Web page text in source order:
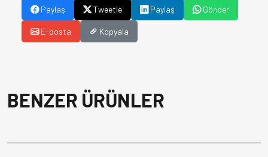
Paylaş Tweetle Paylaş Gönder
E-posta Kopyala
BENZER ÜRÜNLER